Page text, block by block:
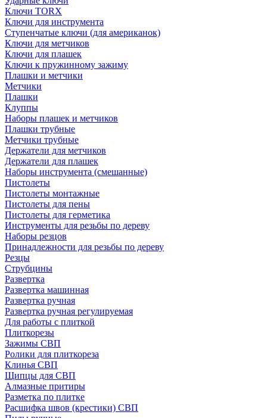
Ключи TORX
Ключи для инструмента
Ступенчатые ключи (для американок)
Ключи для метчиков
Ключи для плашек
Ключи к пружинному зажиму
Плашки и метчики
Метчики
Плашки
Клуппы
Наборы плашек и метчиков
Плашки трубные
Метчики трубные
Держатели для метчиков
Держатели для плашек
Наборы инструмента (смешанные)
Пистолеты
Пистолеты монтажные
Пистолеты для пены
Пистолеты для герметика
Инструменты для резьбы по дереву
Наборы резцов
Принадлежности для резьбы по дереву
Резцы
Струбцины
Развертка
Развертка машинная
Развертка ручная
Развертка ручная регулируемая
Для работы с плиткой
Плиткорезы
Зажимы СВП
Ролики для плиткореза
Клинья СВП
Щипцы для СВП
Алмазные притиры
Разметка по плитке
Расшифка швов (крестики) СВП